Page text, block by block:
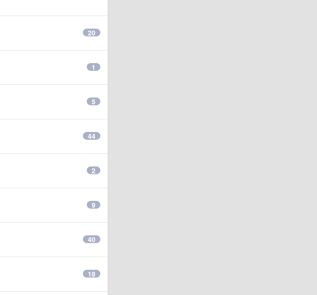
20
1
5
44
2
9
40
18